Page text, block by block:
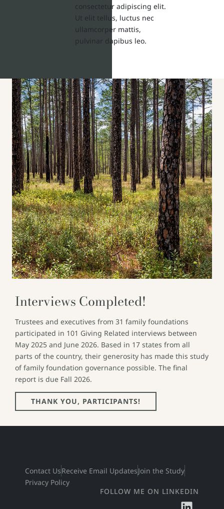
consectetur adipiscing elit.
Ut elit tellus, luctus nec
ullamcorper mattis,
pulvinar dapibus leo.
Interviews Completed!
Trustees and executives from 31 family foundations
participated in 101 Giving Related interviews between
May 2025 and June 2026. Based in 17 states from all
parts of the country, their generosity has made this study
of family foundation governance possible. The final
report is due Fall 2026.
THANK YOU, PARTICIPANTS!
Contact UsReceive Email UpdatesJoin the Study
Privacy Policy
FOLLOW ME ON LINKEDIN